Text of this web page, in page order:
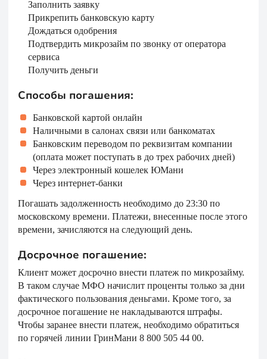
Заполнить заявку
Прикрепить банковскую карту
Дождаться одобрения
Подтвердить микрозайм по звонку от оператора
сервиса
Получить деньги
Способы погашения:
Банковской картой онлайн
Наличными в салонах связи или банкоматах
Банковским переводом по реквизитам компании
(оплата может поступать в до трех рабочих дней)
Через электронный кошелек ЮМани
Через интернет-банки
Погашать задолженность необходимо до 23:30 по
московскому времени. Платежи, внесенные после этого
времени, зачисляются на следующий день.
Досрочное погашение:
Клиент может досрочно внести платеж по микрозайму.
В таком случае МФО начислит проценты только за дни
фактического пользования деньгами. Кроме того, за
досрочное погашение не накладываются штрафы.
Чтобы заранее внести платеж, необходимо обратиться
по горячей линии ГринМани 8 800 505 44 00.